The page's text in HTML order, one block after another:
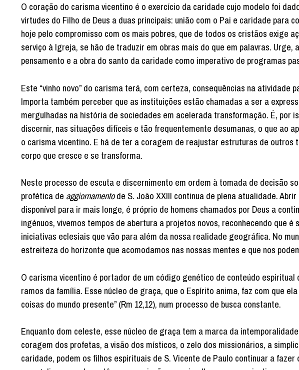
O coração do carisma vicentino é o exercício da caridade cujo modelo foi
virtudes do Filho de Deus a duas principais: união com o Pai e caridade para
hoje pelo compromisso com os mais pobres, que de todos os cristãos exige
serviço à Igreja, se hão de traduzir em obras mais do que em palavras.
pensamento e a obra do santo da caridade como imperativo de programas
Este “vinho novo” do carisma terá, com certeza, consequências na
Importa também perceber que as instituições estão chamadas a ser a
mergulhadas na história de sociedades em acelerada transformação. É, por
discernir, nas situações difíceis e tão frequentemente desumanas, o que ao
o carisma vicentino. E há de ter a coragem de reajustar estruturas de outros
corpo que cresce e se transforma.
Neste processo de escuta e discernimento em ordem à tomada de decisão
profética de aggiornamentode S. João XXIII continua de plena atualidade.
disponível para ir mais longe, é próprio de homens chamados por Deus a
ingénuos, vivemos tempos de abertura a projetos novos, reconhecendo que
iniciativas eclesiais que vão para além da nossa realidade geográfica. No
estreiteza do horizonte que acomodamos nas nossas mentes e que nos
O carisma vicentino é portador de um código genético de conteúdo
ramos da família. Esse núcleo de graça, que o Espírito anima, faz com que
coisas do mundo presente” (Rm 12,12), num processo de busca constante.
Enquanto dom celeste, esse núcleo de graça tem a marca da
coragem dos profetas, a visão dos místicos, o zelo dos missionários, a
caridade, podem os filhos espirituais de S. Vicente de Paulo continuar a